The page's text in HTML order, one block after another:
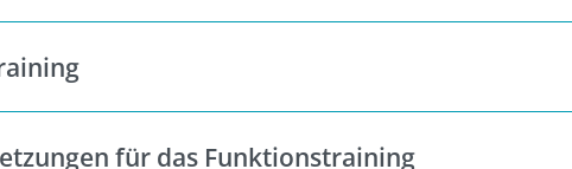
für das Funktionstraining